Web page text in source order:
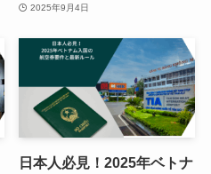
2025年9月4日
日本人必見！2025年ベトナ